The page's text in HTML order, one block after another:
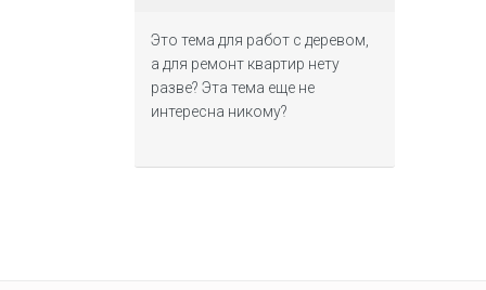
Это тема для работ с деревом,
а для ремонт квартир нету
разве? Эта тема еще не
интересна никому?